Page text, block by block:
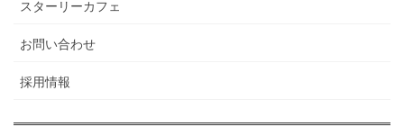
スターリーカフェ
お問い合わせ
採用情報